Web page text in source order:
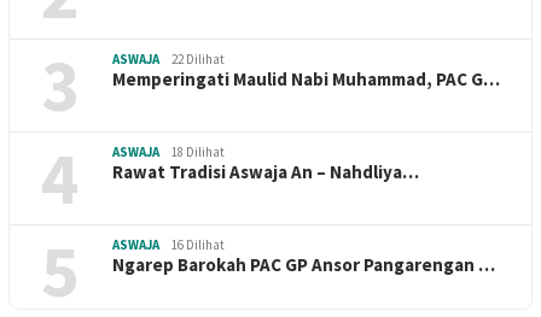
3 ASWAJA 22 Dilihat
Memperingati Maulid Nabi Muhammad, PAC G…
4 ASWAJA 18 Dilihat
Rawat Tradisi Aswaja An – Nahdliya…
5 ASWAJA 16 Dilihat
Ngarep Barokah PAC GP Ansor Pangarengan …